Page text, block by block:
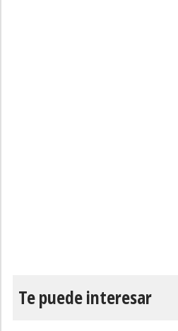
Te puede interesar